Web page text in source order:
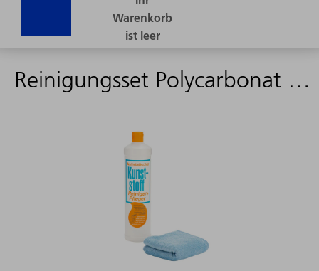
Reinigungsset Polycarbonat Sichtscheibe